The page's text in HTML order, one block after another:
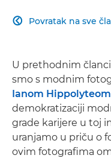
Povratak na sve

U prethodnim
smo s modnim
Ianom Hippolyteom
demokratizaciji
grade karijere u toj
uranjamo u priču o
ovim fotografima